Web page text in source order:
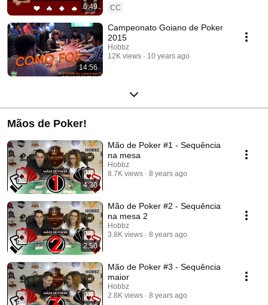
6:49
CC
14:56
Campeonato Goiano de Poker
2015
Hobbz
12K views
10 years ago
Mãos de Poker!
4:30
Mão de Poker #1 - Sequência
na mesa
Hobbz
8.7K views
8 years ago
2:50
Mão de Poker #2 - Sequência
na mesa 2
Hobbz
3.8K views
8 years ago
Mão de Poker #3 - Sequência
maior
Hobbz
2.8K views
8 years ago